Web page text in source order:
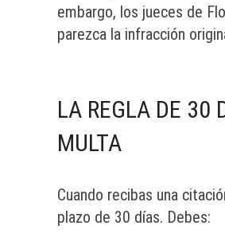
embargo, los jueces de
parezca la infracción
LA REGLA DE 30
MULTA
Cuando recibas una
plazo de 30 días. Debes: